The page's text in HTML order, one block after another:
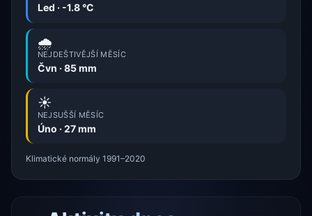
Led · -1.8 °C
🌧️
NEJDEŠTIVĚJŠÍ MĚSÍC
Čvn · 85 mm
☀️
NEJSUŠŠÍ MĚSÍC
Úno · 27 mm
Klimatické normály 1991–2020